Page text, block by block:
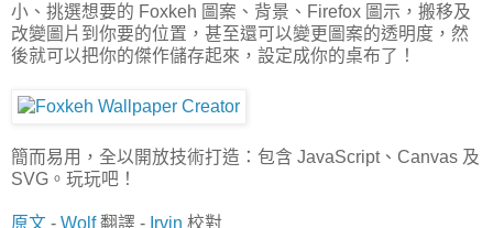
小、挑選想要的 Foxkeh 圖案、背景、Firefox 圖示，搬移及
改變圖片到你要的位置，甚至還可以變更圖案的透明度，然
後就可以把你的傑作儲存起來，設定成你的桌布了！
簡而易用，全以開放技術打造：包含 JavaScript、Canvas 及
SVG。玩玩吧！
原文 - Wolf翻譯 - Irvin 校對